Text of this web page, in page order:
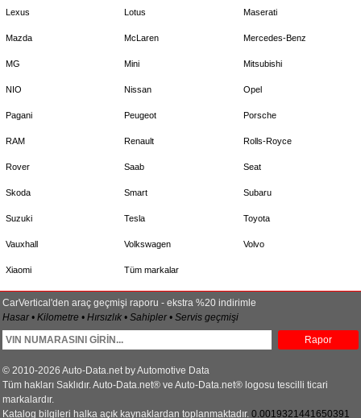
Lexus Lotus Maserati
Mazda McLaren Mercedes-Benz
MG Mini Mitsubishi
NIO Nissan Opel
Pagani Peugeot Porsche
RAM Renault Rolls-Royce
Rover Saab Seat
Skoda Smart Subaru
Suzuki Tesla Toyota
Vauxhall Volkswagen Volvo
Xiaomi Tüm markalar
CarVertical'den araç geçmişi raporu - ekstra %20 indirimle
Hasar • Kilometre • Hırsızlık • Sahipler • Servis geçmişi
Rapor
© 2010-2026 Auto-Data.net by Automotive Data
Tüm hakları Saklıdır. Auto-Data.net® ve Auto-Data.net® logosu tescilli ticari
markalardır.
Katalog bilgileri halka açık kaynaklardan toplanmaktadır. 0.0019321441650391